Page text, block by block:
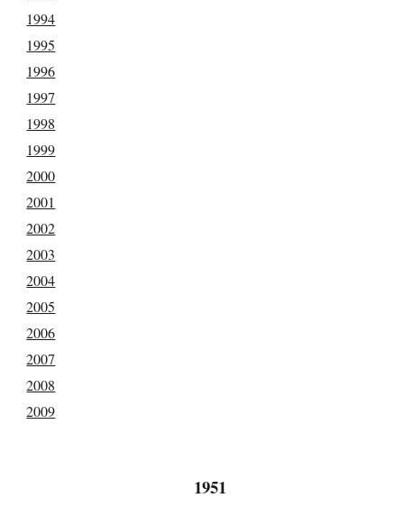
1994
1995
1996
1997
1998
1999
2000
2001
2002
2003
2004
2005
2006
2007
2008
2009
1951